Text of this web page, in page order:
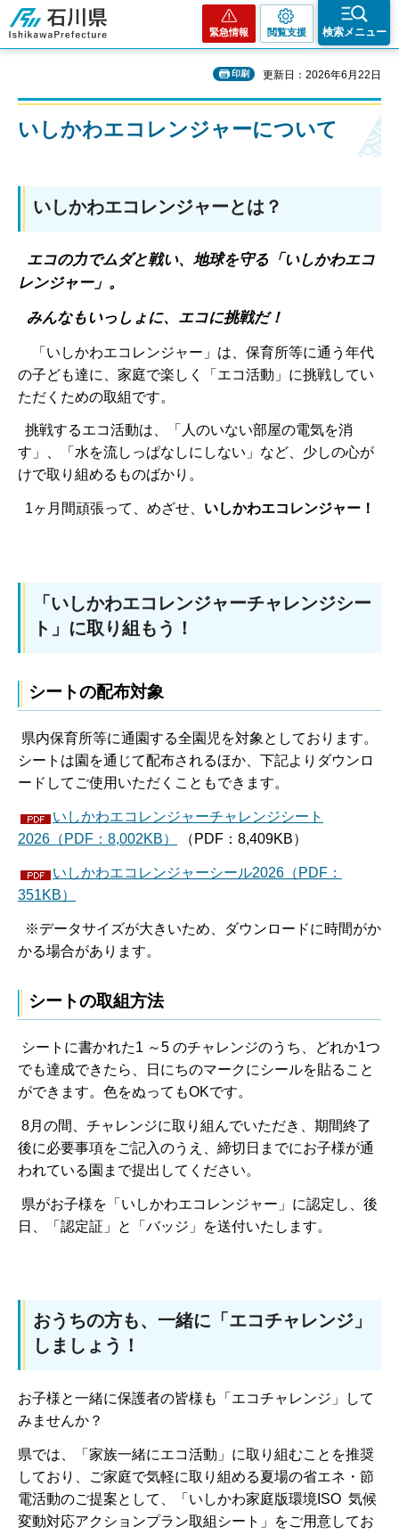
石川県
緊急情報 閲覧支援 検索メニュー
印刷 更新日：2026年6月22日
いしかわエコレンジャーについて
いしかわエコレンジャーとは？
エコの力でムダと戦い、地球を守る「いしかわエコ
レンジャー」。
みんなもいっしょに、エコに挑戦だ！
「いしかわエコレンジャー」は、保育所等に通う年代
の子ども達に、家庭で楽しく「エコ活動」に挑戦してい
ただくための取組です。
挑戦するエコ活動は、「人のいない部屋の電気を消
す」、「水を流しっぱなしにしない」など、少しの心が
けで取り組めるものばかり。
1ヶ月間頑張って、めざせ、 いしかわエコレンジャー！
「いしかわエコレンジャーチャレンジシー
ト」に取り組もう！
シートの配布対象
県内保育所等に通園する全園児を対象としております。
シートは園を通じて配布されるほか、下記よりダウンロ
ードしてご使用いただくこともできます。
いしかわエコレンジャーチャレンジシート
2026（PDF：8,002KB）
（PDF：8,409KB）
いしかわエコレンジャーシール2026（PDF：
351KB）
※データサイズが大きいため、ダウンロードに時間がか
かる場合があります。
シートの取組方法
シートに書かれた1 ～5 のチャレンジのうち、どれか1つ
でも達成できたら、日にちのマークにシールを貼ること
ができます。色をぬってもOKです。
8月の間、チャレンジに取り組んでいただき、期間終了
後に必要事項をご記入のうえ、締切日までにお子様が通
われている園まで提出してください。
県がお子様を「いしかわエコレンジャー」に認定し、後
日、「認定証」と「バッジ」を送付いたします。
おうちの方も、一緒に「エコチャレンジ」
しましょう！
お子様と一緒に保護者の皆様も「エコチャレンジ」して
みませんか？
県では、「家族一緒にエコ活動」に取り組むことを推奨
しており、ご家庭で気軽に取り組める夏場の省エネ・節
電活動のご提案として、「いしかわ家庭版環境ISO 気候
変動対応アクションプラン取組シート」をご用意してお